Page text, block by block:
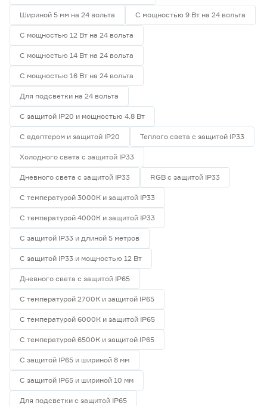
Шириной 5 мм на 24 вольта С мощностью 9 Вт на 24 вольта
С мощностью 12 Вт на 24 вольта
С мощностью 14 Вт на 24 вольта
С мощностью 16 Вт на 24 вольта
Для подсветки на 24 вольта
С защитой IP20 и мощностью 4.8 Вт
С адаптером и защитой IP20 Теплого света с защитой IP33
Холодного света с защитой IP33
Дневного света с защитой IP33 RGB с защитой IP33
С температурой 3000К и защитой IP33
С температурой 4000К и защитой IP33
С защитой IP33 и длиной 5 метров
С защитой IP33 и мощностью 12 Вт
Дневного света с защитой IP65
С температурой 2700К и защитой IP65
С температурой 6000К и защитой IP65
С температурой 6500К и защитой IP65
С защитой IP65 и шириной 8 мм
С защитой IP65 и шириной 10 мм
Для подсветки с защитой IP65